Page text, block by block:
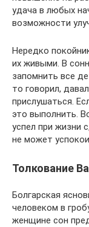
удача в любых
возможности
Нередко
их живыми. В
запомнить все
то говорил,
прислушаться.
это выполнить.
успел при жизни
не может
Толкование
Болгарская
человеком в
женщине сон